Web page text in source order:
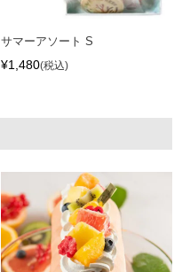
サマーアソート S
¥1,480 税込